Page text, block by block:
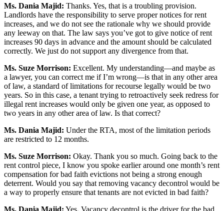
Ms. Dania Majid: Thanks. Yes, that is a troubling provision.
Landlords have the responsibility to serve proper notices for rent
increases, and we do not see the rationale why we should provide
any leeway on that. The law says you’ve got to give notice of rent
increases 90 days in advance and the amount should be calculated
correctly. We just do not support any divergence from that.
Ms. Suze Morrison: Excellent. My understanding—and maybe as
a lawyer, you can correct me if I’m wrong—is that in any other area
of law, a standard of limitations for recourse legally would be two
years. So in this case, a tenant trying to retroactively seek redress for
illegal rent increases would only be given one year, as opposed to
two years in any other area of law. Is that correct?
Ms. Dania Majid: Under the RTA, most of the limitation periods
are restricted to 12 months.
Ms. Suze Morrison: Okay. Thank you so much. Going back to the
rent control piece, I know you spoke earlier around one month’s rent
compensation for bad faith evictions not being a strong enough
deterrent. Would you say that removing vacancy decontrol would be
a way to properly ensure that tenants are not evicted in bad faith?